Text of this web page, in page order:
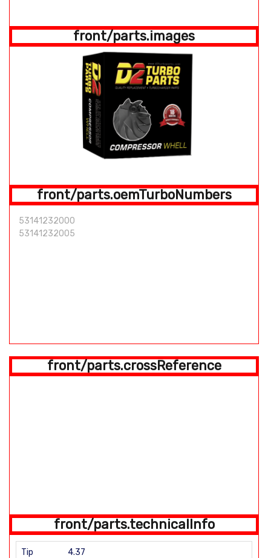
front/parts.images
front/parts.oemTurboNumbers
53141232000
53141232005
front/parts.crossReference
front/parts.technicalInfo
Tip
4.37